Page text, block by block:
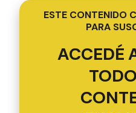
ESTE CONTENIDO
PARA
ACCEDÉ